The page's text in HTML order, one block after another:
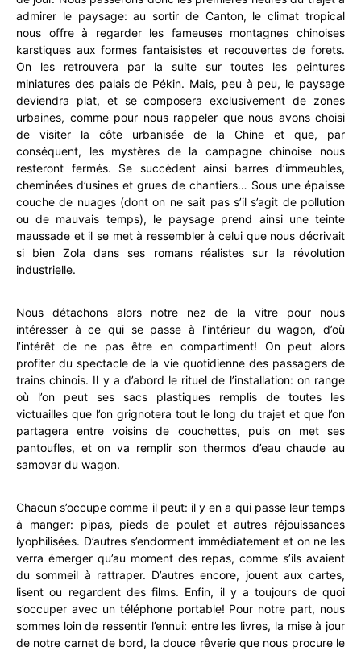
admirer le paysage: au sortir de Canton, le climat tropical
nous offre à regarder les fameuses montagnes chinoises
karstiques aux formes fantaisistes et recouvertes de forets.
On les retrouvera par la suite sur toutes les peintures
miniatures des palais de Pékin. Mais, peu à peu, le paysage
deviendra plat, et se composera exclusivement de zones
urbaines, comme pour nous rappeler que nous avons choisi
de visiter la côte urbanisée de la Chine et que, par
conséquent, les mystères de la campagne chinoise nous
resteront fermés. Se succèdent ainsi barres d’immeubles,
cheminées d’usines et grues de chantiers… Sous une épaisse
couche de nuages (dont on ne sait pas s’il s’agit de pollution
ou de mauvais temps), le paysage prend ainsi une teinte
maussade et il se met à ressembler à celui que nous décrivait
si bien Zola dans ses romans réalistes sur la révolution
industrielle.
Nous détachons alors notre nez de la vitre pour nous
intéresser à ce qui se passe à l’intérieur du wagon, d’où
l’intérêt de ne pas être en compartiment! On peut alors
profiter du spectacle de la vie quotidienne des passagers de
trains chinois. Il y a d’abord le rituel de l’installation: on range
où l’on peut ses sacs plastiques remplis de toutes les
victuailles que l’on grignotera tout le long du trajet et que l’on
partagera entre voisins de couchettes, puis on met ses
pantoufles, et on va remplir son thermos d’eau chaude au
samovar du wagon.
Chacun s’occupe comme il peut: il y en a qui passe leur temps
à manger: pipas, pieds de poulet et autres réjouissances
lyophilisées. D’autres s’endorment immédiatement et on ne les
verra émerger qu’au moment des repas, comme s’ils avaient
du sommeil à rattraper. D’autres encore, jouent aux cartes,
lisent ou regardent des films. Enfin, il y a toujours de quoi
s’occuper avec un téléphone portable! Pour notre part, nous
sommes loin de ressentir l’ennui: entre les livres, la mise à jour
de notre carnet de bord, la douce rêverie que nous procure le